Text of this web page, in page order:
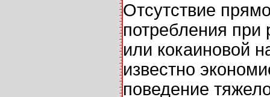
Отсутствие
потребления при
или кокаиновой
известно
поведение